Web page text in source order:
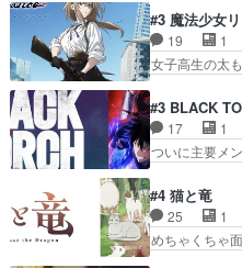
をちびっ子
怖い。ライバ
を乗せるな笑
ミ、最後の
間なのかも怪
／原画で参
リの全裸だ
芽吹く百合の
ってシーナが
してくるとは
#3 魔法少女
19 1
女子高生の
瀬シイナと夜
と出逢い炎の
ナ、トワと
が登場した
ちゃ食うやん
で追い詰めら
で視聴しまし
#3 BLACK
17 1
ついに主要メ
描いたような
ら引き続いて
呪霊でこっ
なる弐郎を
#4 猫と竜
25 1
めちゃくち